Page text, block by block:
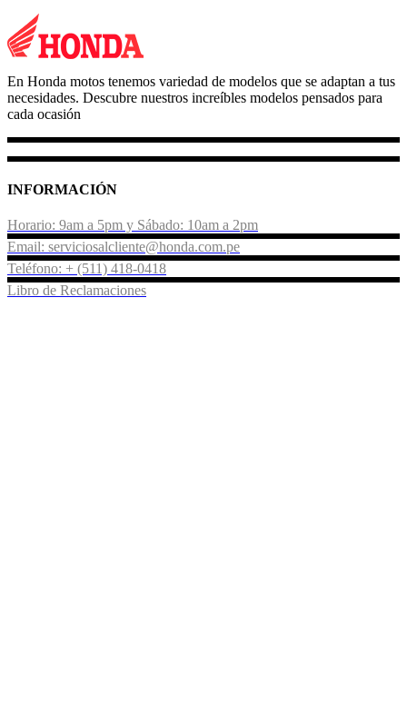
En Honda motos tenemos variedad de modelos que se adaptan a tus
necesidades. Descubre nuestros increíbles modelos pensados para
cada ocasión
INFORMACIÓN
Horario: 9am a 5pm y Sábado: 10am a 2pm
Email: serviciosalcliente@honda.com.pe
Teléfono: + (511) 418-0418
Libro de Reclamaciones